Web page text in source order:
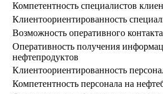
Компетентность специалистов
Клиентоориентированность
Возможность оперативного
Оперативность получения
нефтепродуктов
Клиентоориентированность
Компетентность персонала на